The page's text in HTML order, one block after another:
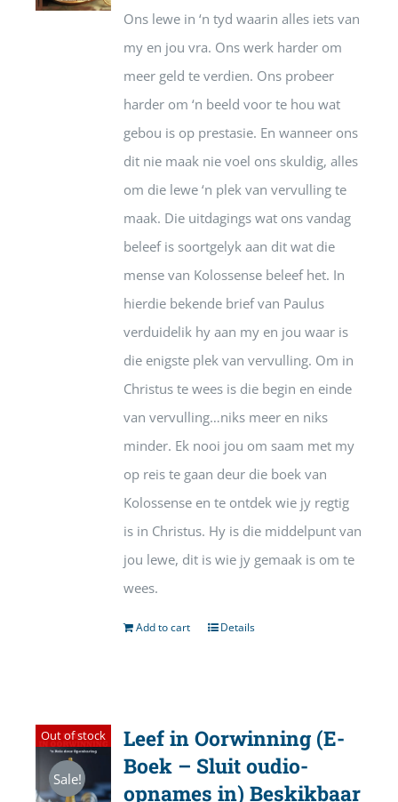
Ons lewe in ‘n tyd waarin alles iets van
my en jou vra. Ons werk harder om
meer geld te verdien. Ons probeer
harder om ‘n beeld voor te hou wat
gebou is op prestasie. En wanneer ons
dit nie maak nie voel ons skuldig, alles
om die lewe ‘n plek van vervulling te
maak. Die uitdagings wat ons vandag
beleef is soortgelyk aan dit wat die
mense van Kolossense beleef het. In
hierdie bekende brief van Paulus
verduidelik hy aan my en jou waar is
die enigste plek van vervulling. Om in
Christus te wees is die begin en einde
van vervulling…niks meer en niks
minder. Ek nooi jou om saam met my
op reis te gaan deur die boek van
Kolossense en te ontdek wie jy regtig
is in Christus. Hy is die middelpunt van
jou lewe, dit is wie jy gemaak is om te
wees.
Add to cart Details
Out of stock
Sale!
Leef in Oorwinning (E-
Boek – Sluit oudio-
opnames in) Beskikbaar